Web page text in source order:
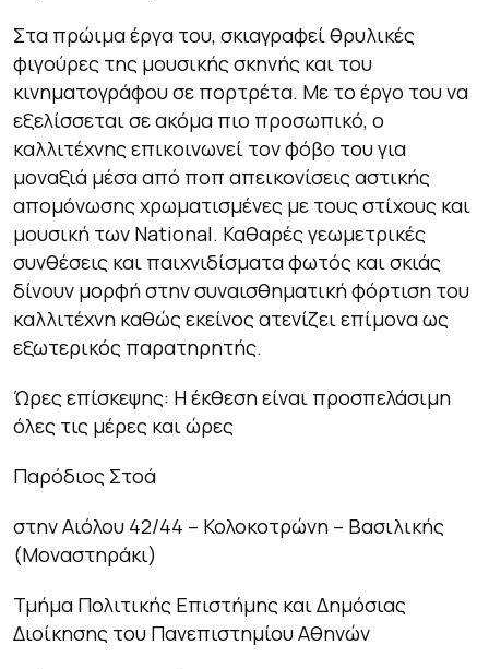
Στα πρώιμα έργα του, σκιαγραφεί θρυλικές
φιγούρες της μουσικής σκηνής και του
κινηματογράφου σε πορτρέτα. Με το έργο του να
εξελίσσεται σε ακόμα πιο προσωπικό, ο
καλλιτέχνης επικοινωνεί τον φόβο του για
μοναξιά μέσα από ποπ απεικονίσεις αστικής
απομόνωσης χρωματισμένες με τους στίχους και
μουσική των National. Καθαρές γεωμετρικές
συνθέσεις και παιχνιδίσματα φωτός και σκιάς
δίνουν μορφή στην συναισθηματική φόρτιση του
καλλιτέχνη καθώς εκείνος ατενίζει επίμονα ως
εξωτερικός παρατηρητής.
Ώρες επίσκεψης: Η έκθεση είναι προσπελάσιμη
όλες τις μέρες και ώρες
Παρόδιος Στοά
στην Αιόλου 42/44 – Κολοκοτρώνη – Βασιλικής
(Μοναστηράκι)
Τμήμα Πολιτικής Επιστήμης και Δημόσιας
Διοίκησης του Πανεπιστημίου Αθηνών